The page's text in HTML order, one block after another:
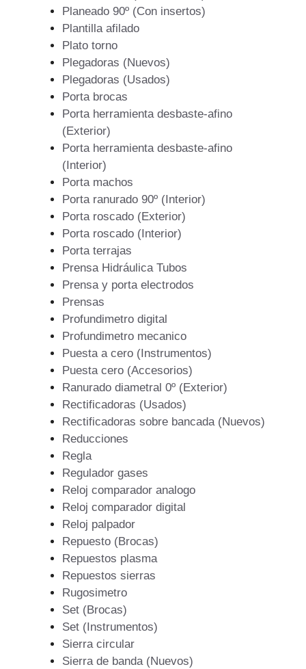
Planeado 90º (Con insertos)
Plantilla afilado
Plato torno
Plegadoras (Nuevos)
Plegadoras (Usados)
Porta brocas
Porta herramienta desbaste-afino
(Exterior)
Porta herramienta desbaste-afino
(Interior)
Porta machos
Porta ranurado 90º (Interior)
Porta roscado (Exterior)
Porta roscado (Interior)
Porta terrajas
Prensa Hidráulica Tubos
Prensa y porta electrodos
Prensas
Profundimetro digital
Profundimetro mecanico
Puesta a cero (Instrumentos)
Puesta cero (Accesorios)
Ranurado diametral 0º (Exterior)
Rectificadoras (Usados)
Rectificadoras sobre bancada (Nuevos)
Reducciones
Regla
Regulador gases
Reloj comparador analogo
Reloj comparador digital
Reloj palpador
Repuesto (Brocas)
Repuestos plasma
Repuestos sierras
Rugosimetro
Set (Brocas)
Set (Instrumentos)
Sierra circular
Sierra de banda (Nuevos)